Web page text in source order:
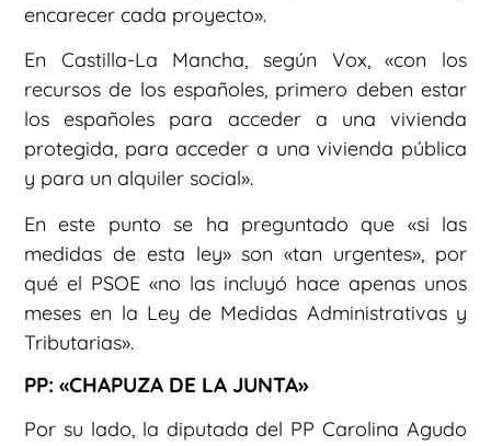
encarecer cada proyecto».
En Castilla-La Mancha, según Vox, «con los
recursos de los españoles, primero deben estar
los españoles para acceder a una vivienda
protegida, para acceder a una vivienda pública
y para un alquiler social».
En este punto se ha preguntado que «si las
medidas de esta ley» son «tan urgentes», por
qué el PSOE «no las incluyó hace apenas unos
meses en la Ley de Medidas Administrativas y
Tributarias».
PP: «CHAPUZA DE LA JUNTA»
Por su lado, la diputada del PP Carolina Agudo